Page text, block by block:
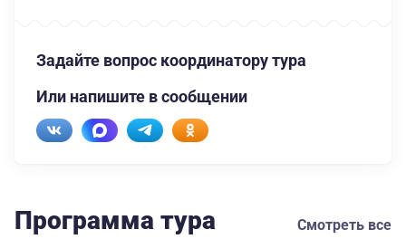
Задайте вопрос координатору тура
Или напишите в сообщении
Программа тура Смотреть все